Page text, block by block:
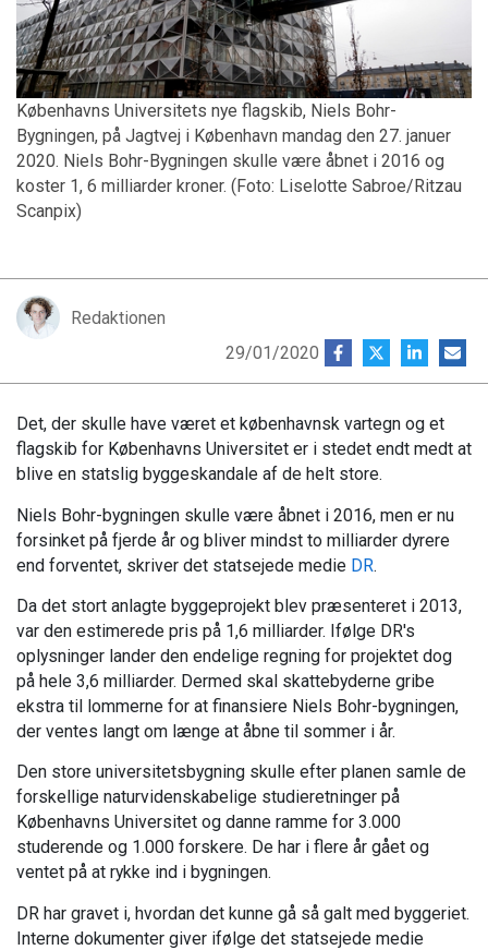
Københavns Universitets nye flagskib, Niels Bohr-
Bygningen, på Jagtvej i København mandag den 27. januer
2020. Niels Bohr-Bygningen skulle være åbnet i 2016 og
koster 1, 6 milliarder kroner. (Foto: Liselotte Sabroe/Ritzau
Scanpix)
Redaktionen
29/01/2020
Det, der skulle have været et københavnsk vartegn og et
flagskib for Københavns Universitet er i stedet endt medt at
blive en statslig byggeskandale af de helt store.
Niels Bohr-bygningen skulle være åbnet i 2016, men er nu
forsinket på fjerde år og bliver mindst to milliarder dyrere
end forventet, skriver det statsejede medie DR.
Da det stort anlagte byggeprojekt blev præsenteret i 2013,
var den estimerede pris på 1,6 milliarder. Ifølge DR's
oplysninger lander den endelige regning for projektet dog
på hele 3,6 milliarder. Dermed skal skattebyderne gribe
ekstra til lommerne for at finansiere Niels Bohr-bygningen,
der ventes langt om længe at åbne til sommer i år.
Den store universitetsbygning skulle efter planen samle de
forskellige naturvidenskabelige studieretninger på
Københavns Universitet og danne ramme for 3.000
studerende og 1.000 forskere. De har i flere år gået og
ventet på at rykke ind i bygningen.
DR har gravet i, hvordan det kunne gå så galt med byggeriet.
Interne dokumenter giver ifølge det statsejede medie